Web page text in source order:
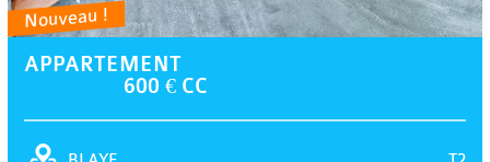
Nouveau !
APPARTEMENT
600 € CC